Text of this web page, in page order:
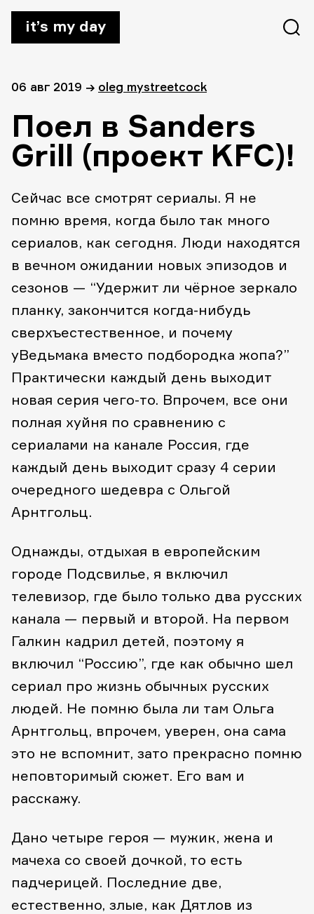
it’s my day
06 авг 2019 → oleg mystreetcock
Поел в Sanders
Grill (проект KFC)!
Сейчас все смотрят сериалы. Я не
помню время, когда было так много
сериалов, как сегодня. Люди находятся
в вечном ожидании новых эпизодов и
сезонов — “Удержит ли чёрное зеркало
планку, закончится когда-нибудь
сверхъестественное, и почему
уВедьмака вместо подбородка жопа?”
Практически каждый день выходит
новая серия чего-то. Впрочем, все они
полная хуйня по сравнению с
сериалами на канале Россия, где
каждый день выходит сразу 4 серии
очередного шедевра с Ольгой
Арнтгольц.
Однажды, отдыхая в европейским
городе Подсвилье, я включил
телевизор, где было только два русских
канала — первый и второй. На первом
Галкин кадрил детей, поэтому я
включил “Россию”, где как обычно шел
сериал про жизнь обычных русских
людей. Не помню была ли там Ольга
Арнтгольц, впрочем, уверен, она сама
это не вспомнит, зато прекрасно помню
неповторимый сюжет. Его вам и
расскажу.
Дано четыре героя — мужик, жена и
мачеха со своей дочкой, то есть
падчерицей. Последние две,
естественно, злые, как Дятлов из